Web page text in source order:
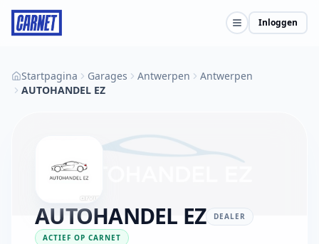
Inloggen
Startpagina Garages Antwerpen
Antwerpen
AUTOHANDEL EZ
AUTOHANDEL EZ DEALER
ACTIEF OP CARNET